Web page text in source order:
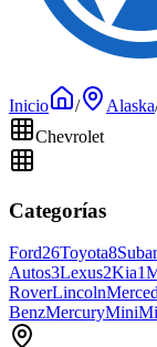
Inicio
/ Alaska
Chevrolet
Categorías
Ford26Toyota8
Autos3Lexus2Kia1
RoverLincoln
BenzMercuryMini